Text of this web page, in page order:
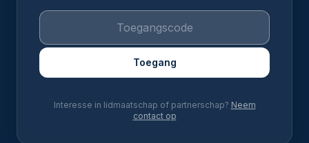
Toegang
Interesse in lidmaatschap of partnerschap? Neem
contact op